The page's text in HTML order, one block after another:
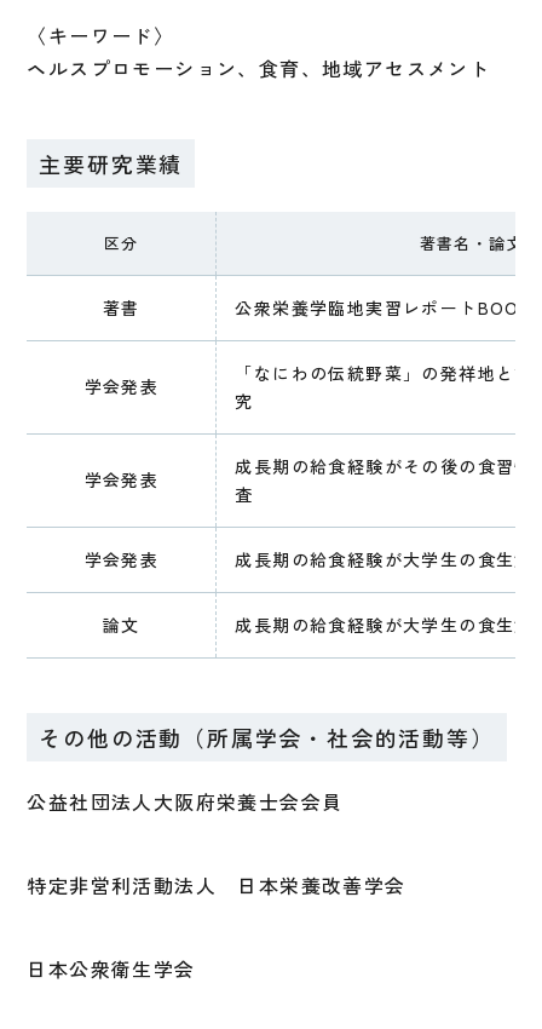
〈キーワード〉
ヘルスプロモーション、食育、地域アセスメント
主要研究業績
区分 著書名・論文
著書 公衆栄養学臨地実習レポート
学会発表
「なにわの伝統野菜」の発祥地と
究
学会発表
成長期の給食経験がその後の食習
査
学会発表 成長期の給食経験が大学生の食生
論文 成長期の給食経験が大学生の食生
その他の活動（所属学会・社会的活動等）
公益社団法人大阪府栄養士会会員
特定非営利活動法人 日本栄養改善学会
日本公衆衛生学会